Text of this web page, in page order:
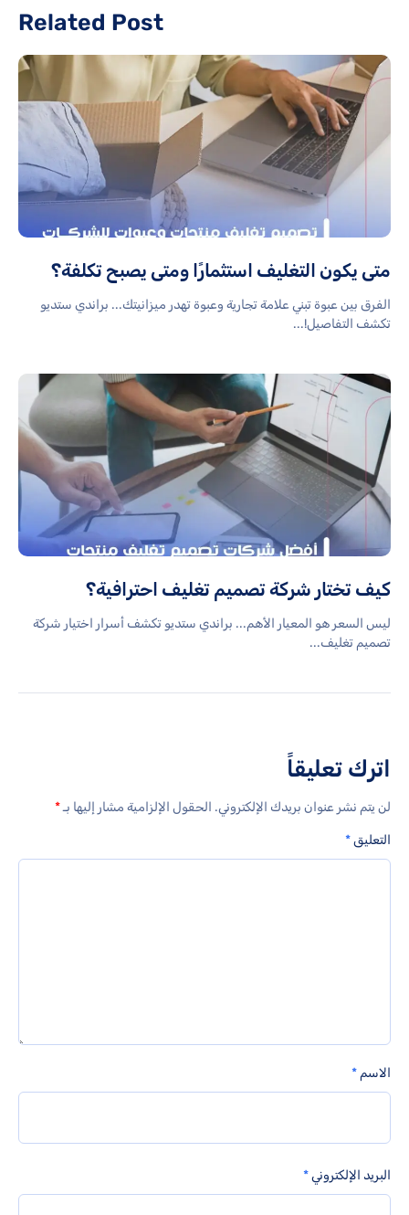
Related Post
متى يكون التغليف استثمارًا ومتى يصبح تكلفة؟
الفرق بين عبوة تبني علامة تجارية وعبوة تهدر ميزانيتك... براندي ستديو
تكشف التفاصيل!...
كيف تختار شركة تصميم تغليف احترافية؟
ليس السعر هو المعيار الأهم... براندي ستديو تكشف أسرار اختيار شركة
تصميم تغليف...
اترك تعليقاً
لن يتم نشر عنوان بريدك الإلكتروني. الحقول الإلزامية مشار إليها بـ*
التعليق*
الاسم *
البريد الإلكتروني*